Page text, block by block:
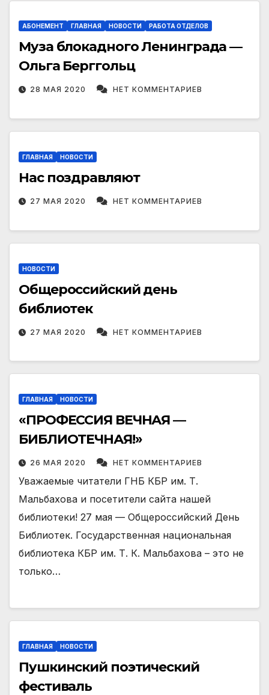
АБОНЕМЕНТ ГЛАВНАЯ НОВОСТИ РАБОТА ОТДЕЛОВ
Муза блокадного Ленинграда —
Ольга Берггольц
28 МАЯ 2020 НЕТ КОММЕНТАРИЕВ
ГЛАВНАЯ НОВОСТИ
Нас поздравляют
27 МАЯ 2020 НЕТ КОММЕНТАРИЕВ
НОВОСТИ
Общероссийский день
библиотек
27 МАЯ 2020 НЕТ КОММЕНТАРИЕВ
ГЛАВНАЯ НОВОСТИ
«ПРОФЕССИЯ ВЕЧНАЯ —
БИБЛИОТЕЧНАЯ!»
26 МАЯ 2020 НЕТ КОММЕНТАРИЕВ
Уважаемые читатели ГНБ КБР им. Т.
Мальбахова и посетители сайта нашей
библиотеки! 27 мая — Общероссийский День
Библиотек. Государственная национальная
библиотека КБР им. Т. К. Мальбахова – это не
только…
ГЛАВНАЯ НОВОСТИ
Пушкинский поэтический
фестиваль